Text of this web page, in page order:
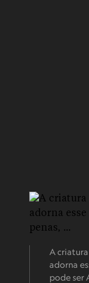
A
adorna
pode ser